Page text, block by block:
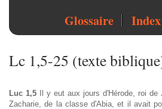
Glossaire
Index
Lc 1,5-25 (texte
Luc 1,5 Il y eut aux jours d'Hérode, roi de
Zacharie, de la classe d'Abia, et il avait